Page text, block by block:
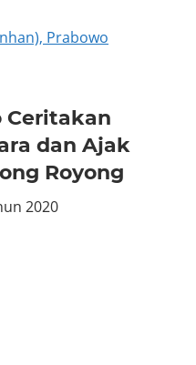
Ceritakan
dan Ajak
Royong
2020